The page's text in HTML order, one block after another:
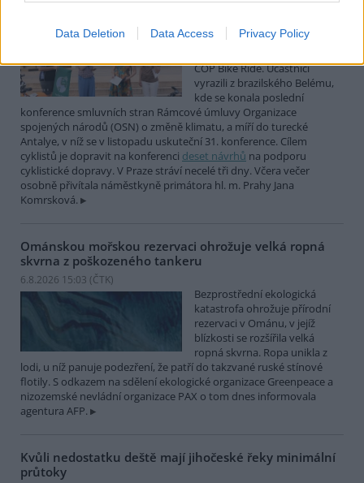
Data Deletion Data Access Privacy Policy
Do Prahy dnes dorazili jezdci
COP Bike Ride. Účastníci
vyrazili z brazilského Belému,
kde se konala poslední
konference smluvních stran Rámcové úmluvy Organizace
spojených národů (OSN) o změně klimatu, a míří do turecké
Antalye, v níž se v listopadu uskuteční 31. konference. Cílem
cyklistů je dopravit na konferenci deset návrhů na podporu
cyklistické dopravy. V Praze stráví necelé tři dny. Včera večer
osobně přivítala náměstkyně primátora hl. m. Prahy Jana
Komrsková.
Ománskou mořskou rezervaci ohrožuje velká ropná
skvrna z poškozeného tankeru
6.8.2026 15:03 (ČTK)
Bezprostřední ekologická
katastrofa ohrožuje přírodní
rezervaci v Ománu, v jejíž
blízkosti se rozšířila velká
ropná skvrna. Ropa unikla z
lodi, u níž panuje podezření, že patří do takzvané ruské stínové
flotily. S odkazem na sdělení ekologické organizace Greenpeace a
nizozemské nevládní organizace PAX o tom dnes informovala
agentura AFP.
Kvůli nedostatku deště mají jihočeské řeky minimální
průtoky